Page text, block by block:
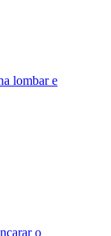
lombar e
o